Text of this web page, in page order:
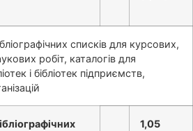
списків для курсових,
робіт, каталогів для
і бібліотек підприємств,
1,05